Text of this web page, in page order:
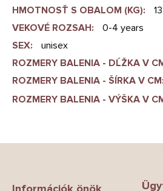
HMOTNOSŤ S OBALOM (KG):
13
VEKOVÉ ROZSAH:
0-4 years
SEX:
unisex
ROZMERY BALENIA - DĹŽKA V
ROZMERY BALENIA - ŠÍRKA V CM:
ROZMERY BALENIA - VÝŠKA V
Információk önök